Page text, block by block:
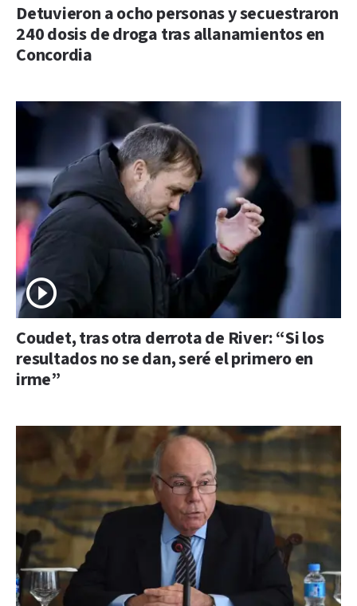
Detuvieron a ocho personas y secuestraron
240 dosis de droga tras allanamientos en
Concordia
Coudet, tras otra derrota de River: “Si los
resultados no se dan, seré el primero en
irme”